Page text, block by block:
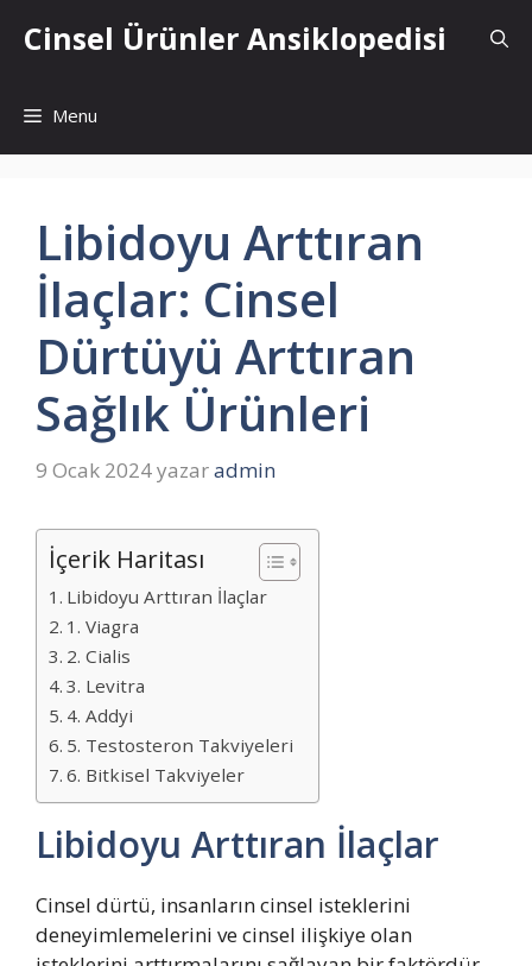
atlaCinsel Ürünler Ansiklopedisi
Menu
Libidoyu Arttıran
İlaçlar: Cinsel
Dürtüyü Arttıran
Sağlık Ürünleri
9 Ocak 2024yazaradmin
İçerik Haritası
Libidoyu Arttıran İlaçlar
1. Viagra
2. Cialis
3. Levitra
4. Addyi
5. Testosteron Takviyeleri
6. Bitkisel Takviyeler
Libidoyu Arttıran İlaçlar
Cinsel dürtü, insanların cinsel isteklerini
deneyimlemelerini ve cinsel ilişkiye olan